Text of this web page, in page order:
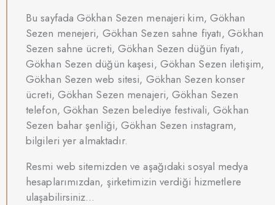
Bu sayfada Gökhan Sezen menajeri kim, Gökhan
Sezen menejeri, Gökhan Sezen sahne fiyatı, Gökhan
Sezen sahne ücreti, Gökhan Sezen düğün fiyatı,
Gökhan Sezen düğün kaşesi, Gökhan Sezen iletişim,
Gökhan Sezen web sitesi, Gökhan Sezen konser
ücreti, Gökhan Sezen menajeri, Gökhan Sezen
telefon, Gökhan Sezen belediye festivali, Gökhan
Sezen bahar şenliği, Gökhan Sezen instagram,
bilgileri yer almaktadır.
Resmi web sitemizden ve aşağıdaki sosyal medya
hesaplarımızdan, şirketimizin verdiği hizmetlere
ulaşabilirsiniz…